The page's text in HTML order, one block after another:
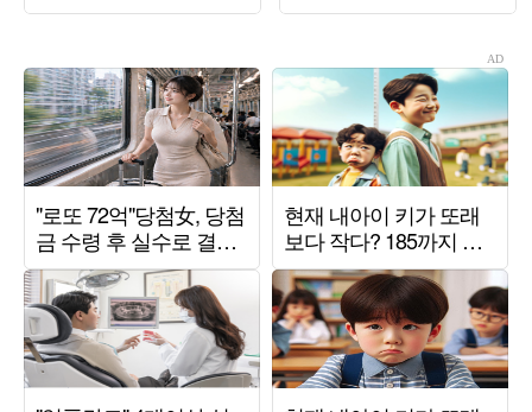
선의 조치 취하고 있
여름 [TEN스타필드]